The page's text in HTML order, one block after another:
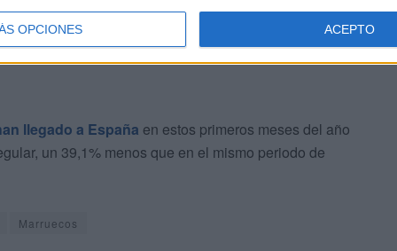
OPCIONES ACEPTO
llegado a España en estos primeros meses del año
un 39,1% menos que en el mismo periodo de
Marruecos